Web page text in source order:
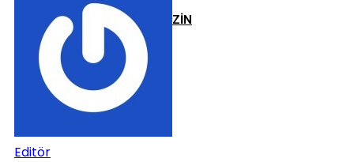
MAGAZİN
Editör